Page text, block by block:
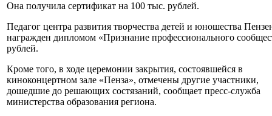
Она получила сертификат на 100 тыс. рублей.
Педагог центра развития творчества детей и юношества
награжден дипломом «Признание профессионального
рублей.
Кроме того, в ходе церемонии закрытия, состоявшейся в
киноконцертном зале «Пенза», отмечены другие участники,
дошедшие до решающих состязаний, сообщает пресс-служба
министерства образования региона.